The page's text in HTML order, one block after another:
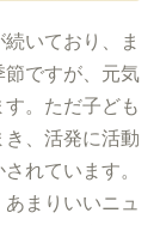
いており、ま
ですが、元気
。ただ子ども
、活発に活動
れています。
まりいいニュ